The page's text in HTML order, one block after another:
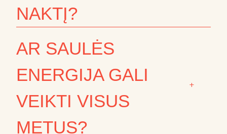
NAKTĮ?
AR SAULĖS
ENERGIJA GALI
VEIKTI VISUS
METUS?
+